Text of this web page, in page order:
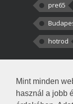
Mint minden
használ a jobb
pre65
hotrod
darabbaal